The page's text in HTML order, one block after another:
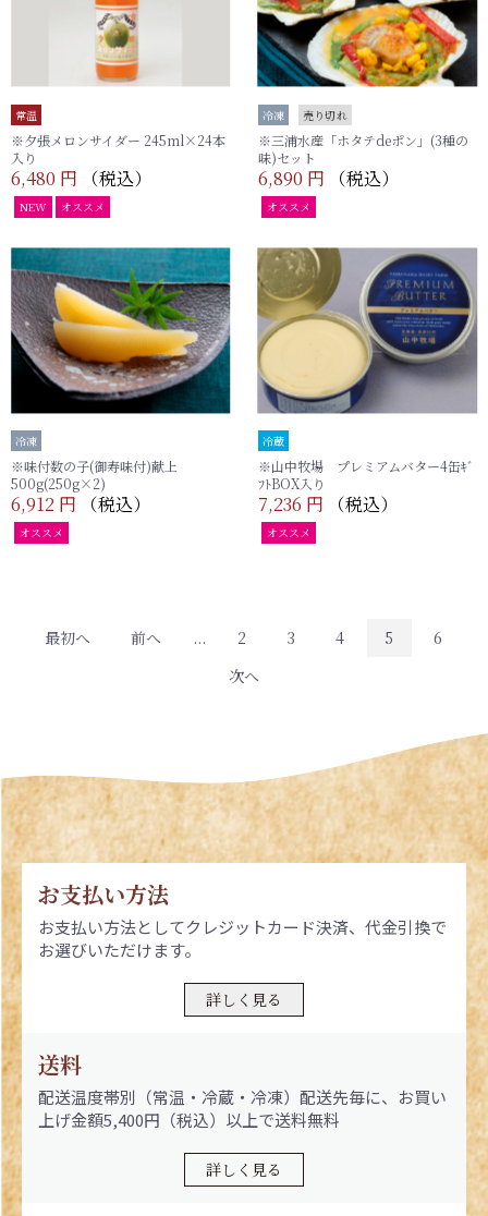
常温
※夕張メロンサイダー 245ml×24本
入り
6,480 円 （税込）
NEW オススメ
冷凍 売り切れ
※三浦水産「ホタテdeポン」(3種の
味)セット
6,890 円 （税込）
オススメ
冷凍
※味付数の子(御寿味付)献上
500g(250g×2)
6,912 円 （税込）
オススメ
冷蔵
※山中牧場 プレミアムバター4缶ｷﾞ
ﾌﾄBOX入り
7,236 円 （税込）
オススメ
最初へ 前へ ... 2 3 4 5
6
次へ
お支払い方法
お支払い方法としてクレジットカード決済、代金引換で
お選びいただけます。
詳しく見る
送料
配送温度帯別（常温・冷蔵・冷凍）配送先毎に、お買い
上げ金額5,400円（税込）以上で送料無料
詳しく見る